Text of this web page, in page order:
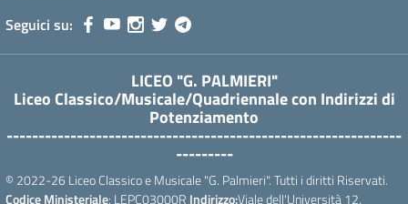
Seguici su:
LICEO "G. PALMIERI"
Liceo Classico/Musicale/Quadriennale con Indirizzi di
Potenziamento
--------------------------------------------------------------
---------
© 2022-26 Liceo Classico e Musicale "G. Palmieri". Tutti i diritti Riservati.
Codice Ministeriale: LEPC03000R Indirizzo:Viale dell'Università 12,